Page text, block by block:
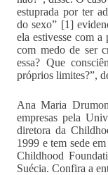
estuprada por ter
do sexo” [1]
ela estivesse com
com medo de ser
essa? Que
próprios limites?”,
Ana Maria
empresas pela
diretora da
1999 e tem sede
Childhood
Suécia. Confira a